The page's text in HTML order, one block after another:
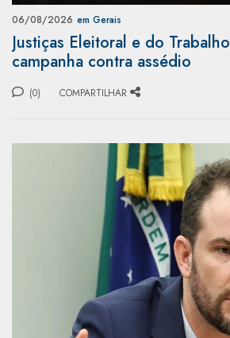
06/08/2026 em Gerais
Justiças Eleitoral e do
campanha contra assédio
(0) COMPARTILHAR